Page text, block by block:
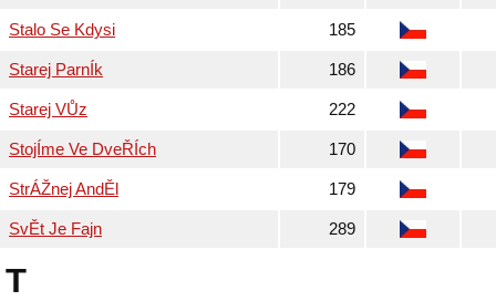
Stalo Se Kdysi 185
Starej ParnÍk 186
Starej VŮz 222
StojÍme Ve DveŘÍch 170
StrÁŽnej AndĚl 179
SvĚt Je Fajn 289
T